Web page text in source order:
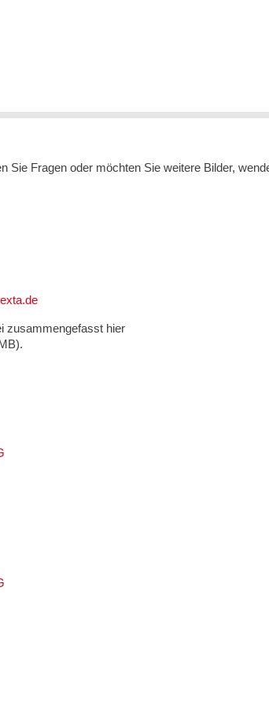
Sie Fragen oder möchten Sie weitere Bilder,
zusammengefasst hier